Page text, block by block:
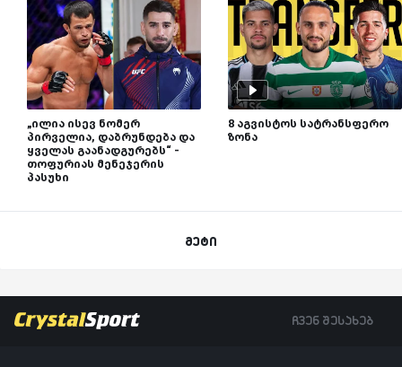
„ილია ისევ ნომერ
პირველია, დაბრუნდება და
ყველას გაანადგურებს“ -
თოფურიას მენეჯერის
პასუხი
8 აგვისტოს სატრანსფერო
ზონა
მეტი
ჩვენ შესახებ